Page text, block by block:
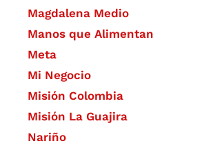
Magdalena Medio
Manos que Alimentan
Meta
Mi Negocio
Misión Colombia
Misión La Guajira
Nariño